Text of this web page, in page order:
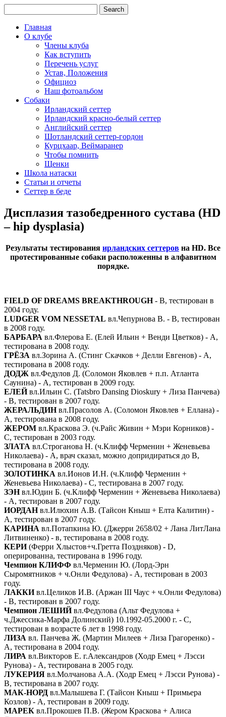
Главная
О клубе
Члены клуба
Как вступить
Перечень услуг
Устав, Положения
Официоз
Наш фотоальбом
Собаки
Ирландский сеттер
Ирландский красно-белый сеттер
Английский сеттер
Шотландский сеттер-гордон
Курцхаар, Веймаранер
Чтобы помнить
Щенки
Школа натаски
Статьи и отчеты
Сеттер в беде
Дисплазия тазобедренного сустава (HD
– hip dysplasia)
Результаты тестирования ирландских сеттеров на HD. Все
протестированные собаки расположенны в алфавитном
порядке.
FIELD OF DREAMS BREAKTHROUGH- В, тестирован в
2004 году.
LUDGER VOM NESSETAL вл.Чепурнова В. - В, тестирован
в 2008 году.
БАРБАРА вл.Флерова Е. (Елей Ильин + Венди Цветков) - А,
тестирована в 2008 году.
ГРЁЗА вл.Зорина А. (Стинг Скачков + Делли Евгенов) - А,
тестирована в 2008 году.
ДОДЖ вл.Федулов Д. (Соломон Яковлев + п.п. Атланта
Саунина) - А, тестирован в 2009 году.
ЕЛЕЙвл.Ильин С. (Tatsbro Dansing Dioskury + Лиза Панчева)
- В, тестирован в 2007 году.
ЖЕРАЛЬДИНвл.Прасолов А. (Соломон Яковлев + Еллана) -
А, тестирована в 2008 году.
ЖЕРОМ вл.Краскова Э. (ч.Райс Живин + Мэри Корников) -
С, тестирован в 2003 году.
ЗЛАТА вл.Строганова Н. (ч.Клифф Черменин + Женевьева
Николаева) - А, врач сказал, можно допридираться до В,
тестирована в 2008 году.
ЗОЛОТИНКА вл.Ионов И.Н. (ч.Клифф Черменин +
Женевьева Николаева) - С, тестирована в 2007 году.
ЗЭНвл.Юдин Б. (ч.Клифф Черменин + Женевьева Николаева)
- A, тестирован в 2007 году.
ИОРДАНвл.Илюхин А.В. (Тайсон Кныш + Елта Калитин) -
А, тестирован в 2007 году.
КАРИНА вл.Потапкина Ю. (Джерри 2658/02 + Лана ЛитЛана
Литвиненко) - в, тестирована в 2008 году.
КЕРИ(Ферри Хлыстов+ч.Гретта Поздняков) - D,
оперированна, тестирована в 1996 году.
Чемпион КЛИФФ вл.Черменин Ю. (Лорд-Эрн
Сыромятников + ч.Онли Федулова) - А, тестирован в 2003
году.
ЛАККИвл.Целиков И.В. (Аржан III Чаус + ч.Онли Федулова)
- В, тестирован в 2007 году.
Чемпион ЛЕШИЙвл.Федулова (Альт Федулова +
ч.Джессика-Марфа Долинский) 10.1992-05.2000 г. - С,
тестирован в возрасте 6 лет в 1998 году.
ЛИЗА вл. Панчева Ж. (Мартин Милеев + Лиза Грагоренко) -
А, тестирована в 2004 году.
ЛИРА вл.Викторов Е. г.Александров (Ходр Емец + Лэсси
Рунова) - А, тестирована в 2005 году.
ЛУКЕРИЯ вл.Молчанова А.А. (Ходр Емец + Лэсси Рунова) -
В, тестирована в 2007 году.
МАК-НОРД вл.Малышева Г. (Тайсон Кныш + Примьера
Козлов) - А, тестирован в 2009 году.
МАРЕК вл.Прокошев П.В. (Жером Краскова + Алиса